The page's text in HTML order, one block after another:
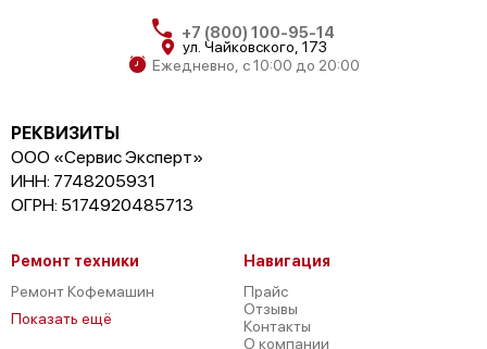
+7 (800) 100-95-14
ул. Чайковского, 173
Ежедневно, с 10:00 до 20:00
РЕКВИЗИТЫ
ООО «Сервис Эксперт»
ИНН: 7748205931
ОГРН: 5174920485713
Ремонт техники
Ремонт Кофемашин
Показать ещё
Навигация
Прайс
Отзывы
Контакты
О компании